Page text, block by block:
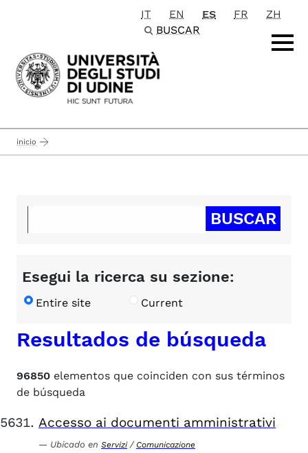
Passa al contenuto principale
IT EN ES FR
ZH
BUSCAR
inicio
Esegui la ricerca su sezione:
Entire site Current
Resultados de búsqueda
96850 elementos que coinciden con sus términos
de búsqueda
Accesso ai documenti amministrativi
Ubicado en Servizi / Comunicazione